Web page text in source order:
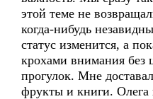
этой теме не
когда-нибудь
статус изменится, а
крохами внимания без
прогулок. Мне
фрукты и книги. Олега